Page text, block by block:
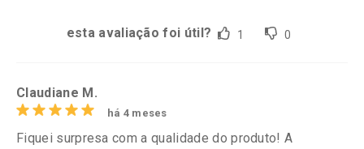
esta avaliação foi útil? 1 0
Claudiane M.
há 4 meses
Fiquei surpresa com a qualidade do produto! A